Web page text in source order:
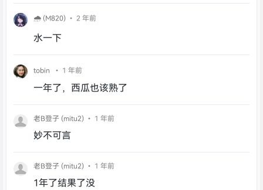
🌧️ (M820) • 2 年前
水一下
tobin • 1 年前
一年了，西瓜也该熟了
老B登子 (mitu2) • 1 年前
妙不可言
老B登子 (mitu2) • 1 年前
1年了结果了没